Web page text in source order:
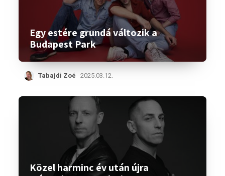
Egy estére grundá változik a
Budapest Park
Tabajdi Zoé 2025.03.12.
Közel harminc év után újra